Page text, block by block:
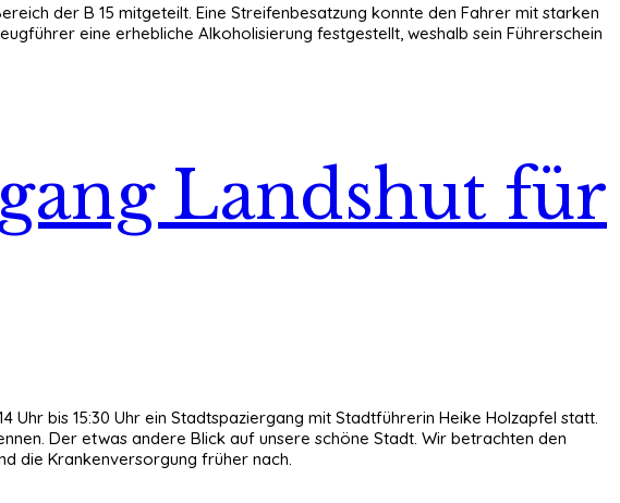
der B 15 mitgeteilt. Eine Streifenbesatzung konnte den Fahrer mit starken
eine erhebliche Alkoholisierung festgestellt, weshalb sein Führerschein
Landshut für
Uhr bis 15:30 Uhr ein Stadtspaziergang mit Stadtführerin Heike Holzapfel statt.
Der etwas andere Blick auf unsere schöne Stadt. Wir betrachten den
die Krankenversorgung früher nach.